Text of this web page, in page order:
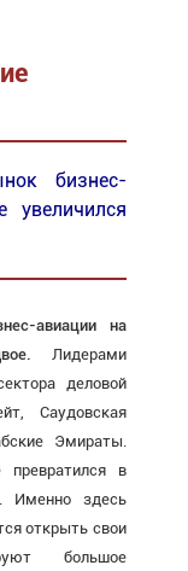
бизнес-
увеличился
авиации на
Лидерами
деловой
Саудовская
Эмираты.
в
Именно здесь
открыть свои
большое